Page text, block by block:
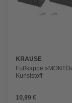
KRAUSE
Fußkappe
Kunststoff
10,99 €